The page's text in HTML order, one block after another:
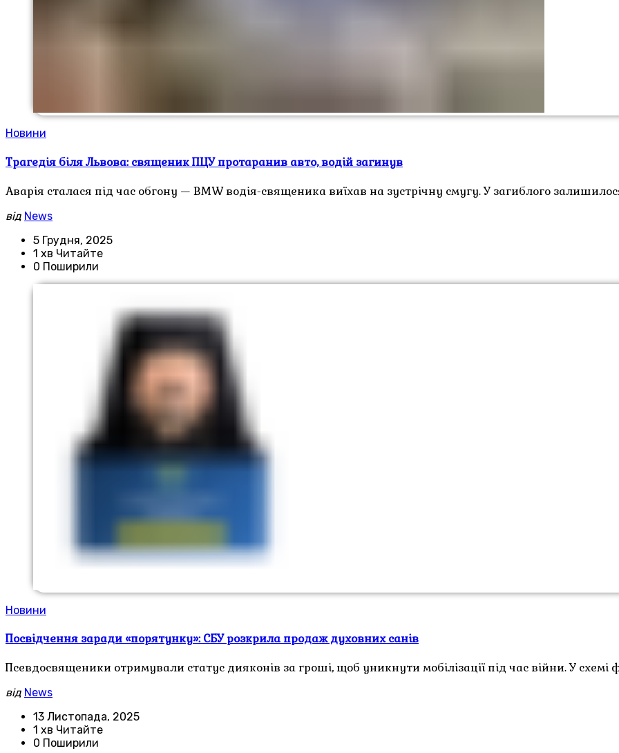
Новини
Трагедія біля Львова: священик ПЦУ протаранив авто, водій загинув
Аварія сталася під час обгону — BMW водія-священика виїхав на зустрічну смугу. У загиблого
від News
5 Грудня, 2025
1 хв Читайте
0 Поширили
Новини
Посвідчення заради «порятунку»: СБУ розкрила продаж духовних санів
Псевдосвященики отримували статус дияконів за гроші, щоб уникнути мобілізації під час війни. У схемі
від News
13 Листопада, 2025
1 хв Читайте
0 Поширили